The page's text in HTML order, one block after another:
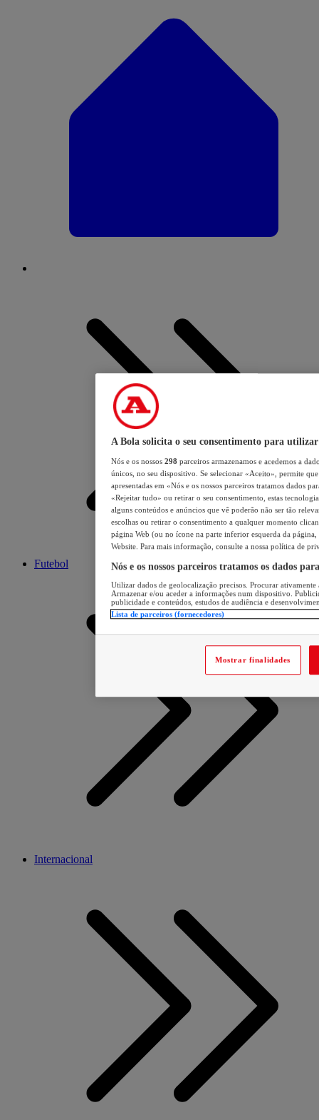
Futebol
Internacional
A Bola solicita o seu consentimento para utilizar
Nós e os nossos 298 parceiros armazenamos e acedemos a
únicos, no seu dispositivo. Se selecionar «Aceito», permite
apresentadas em «Nós e os nossos parceiros tratamos dados
«Rejeitar tudo» ou retirar o seu consentimento, estas
alguns conteúdos e anúncios que vê poderão não ser tão
escolhas ou retirar o consentimento a qualquer momento
página Web (ou no ícone na parte inferior esquerda da página,
Website. Para mais informação, consulte a nossa política de
Nós e os nossos parceiros tratamos os dados
Utilizar dados de geolocalização precisos. Procurar
Armazenar e/ou aceder a informações num dispositivo.
publicidade e conteúdos, estudos de audiência e
Lista de parceiros (fornecedores)
Mostrar finalidades